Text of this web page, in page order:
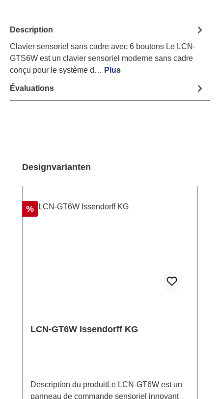
Description
Clavier sensoriel sans cadre avec 6 boutons Le LCN-
GTS6W est un clavier sensoriel moderne sans cadre
conçu pour le système d… Plus
Évaluations
Ignorer la galerie de produits
Designvarianten
Réduction
%
LCN-GT6W Issendorff KG
Description du produitLe LCN-GT6W est un
panneau de commande sensoriel innovant